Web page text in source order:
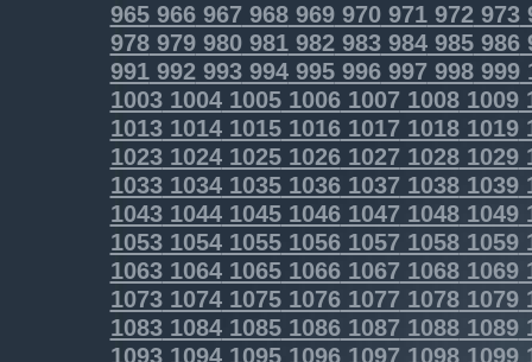
965966967968969970971972973
978979980981982983984985986
991992993994995996997998999
1003100410051006100710081009
1013101410151016101710181019
1023102410251026102710281029
1033103410351036103710381039
1043104410451046104710481049
1053105410551056105710581059
1063106410651066106710681069
1073107410751076107710781079
1083108410851086108710881089
1093109410951096109710981099